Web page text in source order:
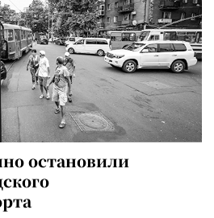
остановили